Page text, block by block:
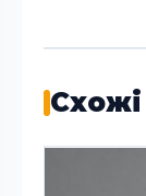
Схожі